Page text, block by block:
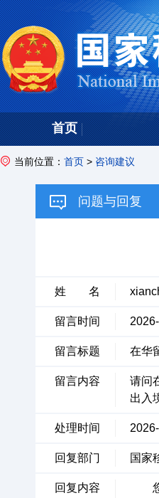
首页
当前位置： 首页 > 咨询建议
问题与回复
姓 名
留言时间
留言标题 在华
留言内容
请问
出入
处理时间
回复部门 国家
回复内容
您